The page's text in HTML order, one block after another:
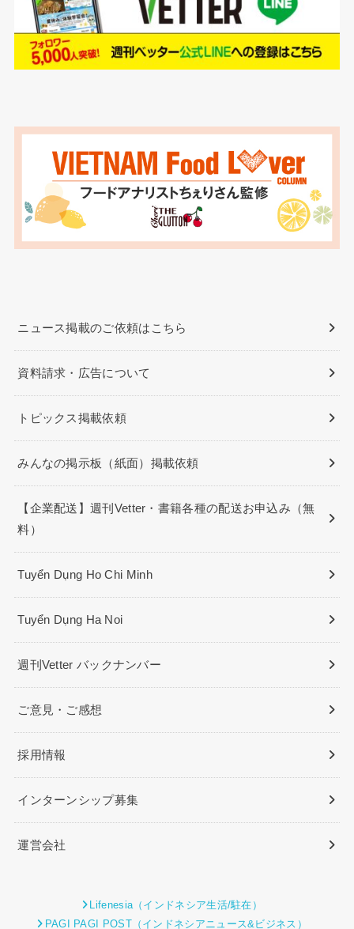
ニュース掲載のご依頼はこちら
資料請求・広告について
トピックス掲載依頼
みんなの掲示板（紙面）掲載依頼
【企業配送】週刊Vetter・書籍各種の配送お申込み（無
料）
Tuyển Dụng Ho Chi Minh
Tuyển Dụng Ha Noi
週刊Vetter バックナンバー
ご意見・ご感想
採用情報
インターンシップ募集
運営会社
Lifenesia（インドネシア生活/駐在）
PAGI PAGI POST（インドネシアニュース&ビジネス）